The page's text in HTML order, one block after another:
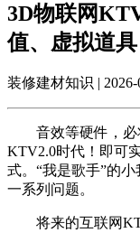
3D物联网
值、虚拟道具
装修建材知识 | 2026-
音效等硬件，必
KTV2.0时代！即可
式。“我是歌手”的
一系列问题。
将来的互联网